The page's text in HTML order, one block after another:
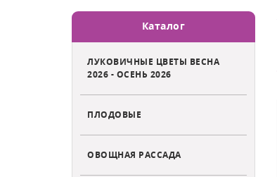
Каталог
ЛУКОВИЧНЫЕ ЦВЕТЫ ВЕСНА
2026 - ОСЕНЬ 2026
ПЛОДОВЫЕ
ОВОЩНАЯ РАССАДА